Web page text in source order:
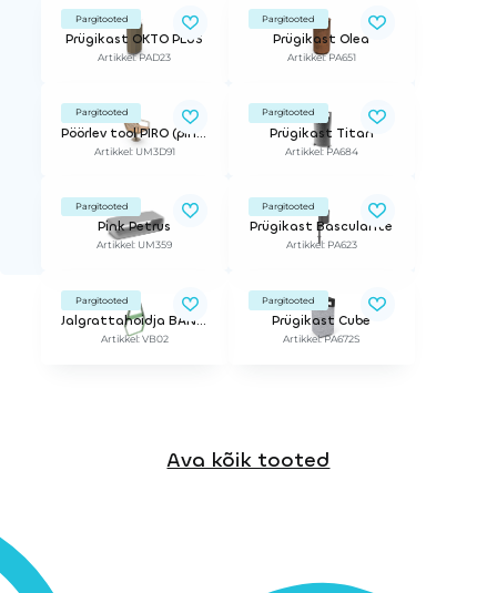
Pargitooted
Prügikast OKTO PLUS
Artikkel: PAD23
Pargitooted
Prügikast Olea
Artikkel: PA651
Pargitooted
Pöörlev tool PIRO (pindkinnitusega)
Artikkel: UM3D91
Pargitooted
Prügikast Titan
Artikkel: PA684
Pargitooted
Pink Petrus
Artikkel: UM359
Pargitooted
Prügikast Basculante
Artikkel: PA623
Pargitooted
Jalgrattahoidja BANYOLES
Artikkel: VB02
Pargitooted
Prügikast Cube
Artikkel: PA672S
Ava kõik tooted